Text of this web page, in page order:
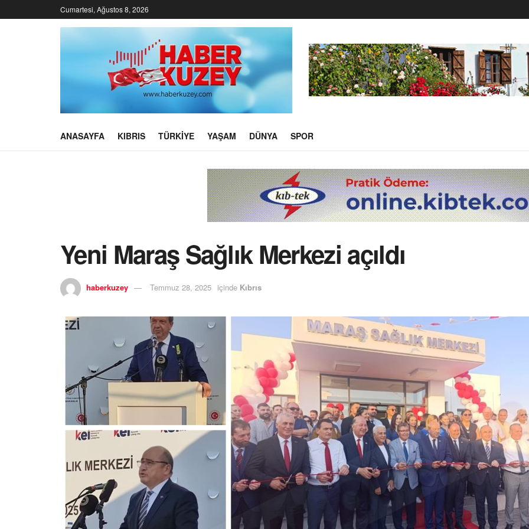
Cumartesi, Ağustos 8, 2026
ANASAYFA KIBRIS TÜRKIYE YAŞAM DÜNYA SPOR
Yeni Maraş Sağlık Merkezi açıldı
haberkuzey Temmuz 28, 2025 içinde Kıbrıs